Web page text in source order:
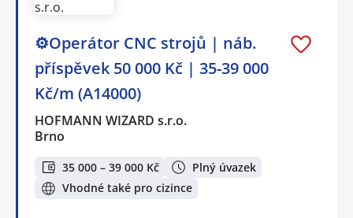
⚙️Operátor CNC strojů ️| náb.
příspěvek 50 000 Kč | 35-39 000
Kč/m (A14000)
HOFMANN WIZARD s.r.o.
Brno
35 000 – 39 000 Kč
Plný úvazek
Vhodné také pro cizince